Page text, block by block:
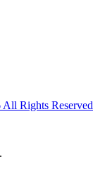
Rights Reserved